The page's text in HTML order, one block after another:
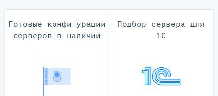
Готовые конфигурации
серверов в наличии
Подбор сервера для
1С